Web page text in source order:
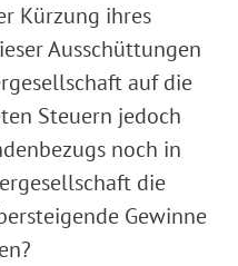
Kürzung ihres
Ausschüttungen
auf die
Steuern jedoch
noch in
die
Gewinne